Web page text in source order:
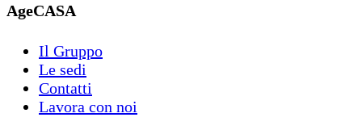
AgeCASA
Il Gruppo
Le sedi
Contatti
Lavora con noi